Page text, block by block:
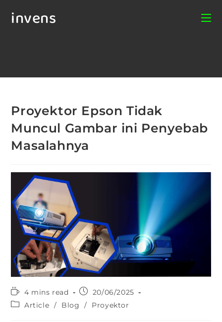
invens
Proyektor Epson Tidak
Muncul Gambar ini Penyebab
Masalahnya
4 mins read
20/06/2025
Article / Blog / Proyektor